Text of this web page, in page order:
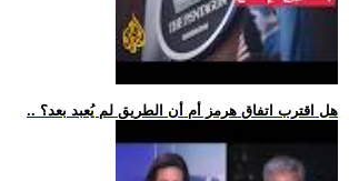
.. هل اقترب اتفاق هرمز أم أن الطريق لم يُعبد بعد؟